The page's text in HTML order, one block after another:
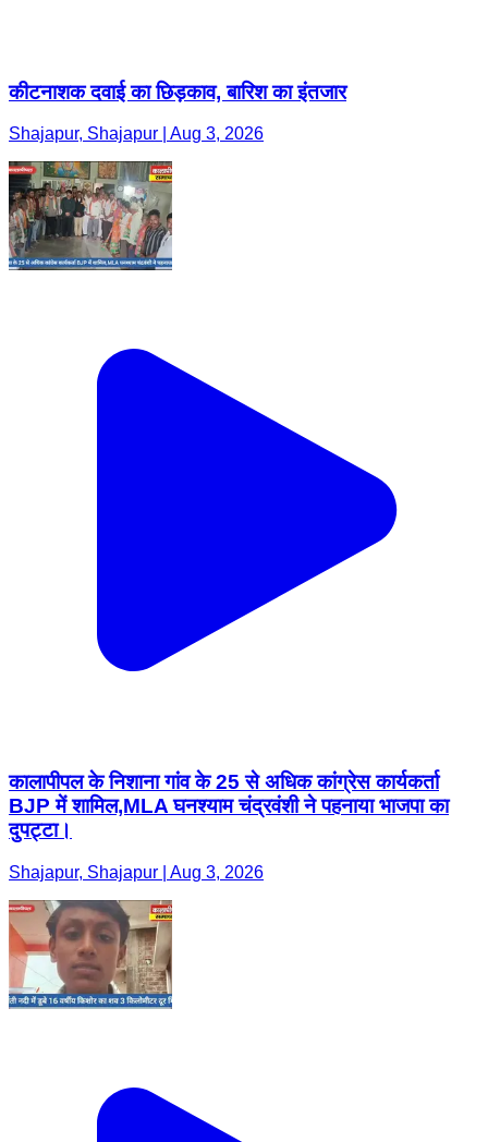
कीटनाशक दवाई का छिड़काव, बारिश का इंतजार
Shajapur, Shajapur | Aug 3, 2026
कालापीपल के निशाना गांव के 25 से अधिक कांग्रेस कार्यकर्ता
BJP में शामिल,MLA घनश्याम चंद्रवंशी ने पहनाया भाजपा का
दुपट्टा।
Shajapur, Shajapur | Aug 3, 2026